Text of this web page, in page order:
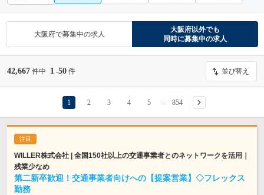
大阪府で募集中の求人
大阪府以外でも
同時に募集中の求人
42,667 件中 1 -50 件 並び替え
1 2 3 4 5 854
WILLER株式会社 | 全国150社以上の交通事業者とのネットワークを活用｜
残業少なめ
第二新卒歓迎！交通事業者向けへの【提案営業】◇フレックス
勤務